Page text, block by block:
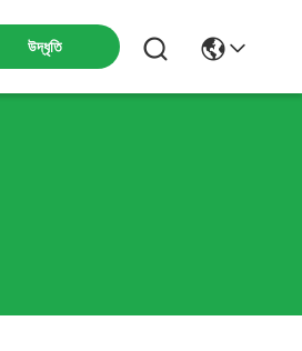
উদ্ধৃতি